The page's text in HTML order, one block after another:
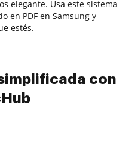
elegante. Usa este sistema
en PDF en Samsung y
estés.
con